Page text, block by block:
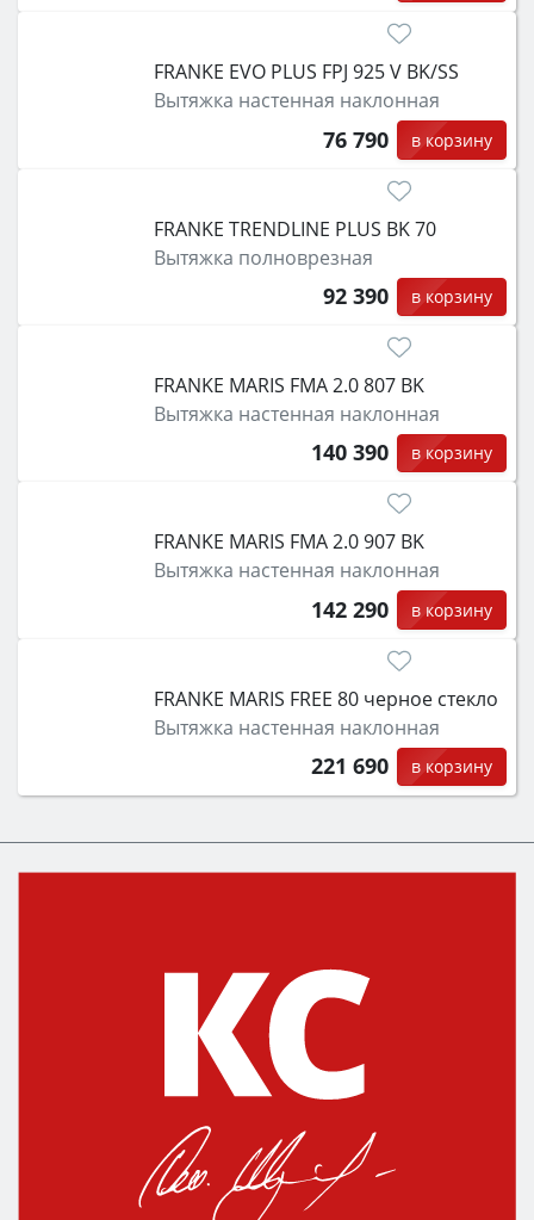
FRANKE EVO PLUS FPJ 925 V BK/SS
Вытяжка настенная наклонная
76 790 в корзину
FRANKE TRENDLINE PLUS BK 70
Вытяжка полноврезная
92 390 в корзину
FRANKE MARIS FMA 2.0 807 BK
Вытяжка настенная наклонная
140 390 в корзину
FRANKE MARIS FMA 2.0 907 BK
Вытяжка настенная наклонная
142 290 в корзину
FRANKE MARIS FREE 80 черное стекло
Вытяжка настенная наклонная
221 690 в корзину